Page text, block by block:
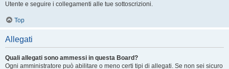
Utente e seguire i collegamenti alle tue sottoscrizioni.
Top
Allegati
Quali allegati sono ammessi in questa Board?
Ogni amministratore può abilitare o meno certi tipi di allegati. Se non sei sicuro